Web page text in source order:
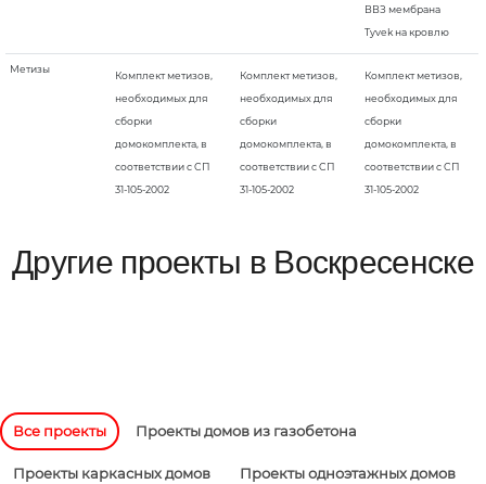
ВВЗ мембрана
Tyvek на кровлю
Метизы
Комплект метизов,
необходимых для
сборки
домокомплекта, в
соответствии с СП
31-105-2002
Комплект метизов,
необходимых для
сборки
домокомплекта, в
соответствии с СП
31-105-2002
Комплект метизов,
необходимых для
сборки
домокомплекта, в
соответствии с СП
31-105-2002
Другие проекты в Воскресенске
Все проекты Проекты домов из газобетона
Проекты каркасных домов Проекты одноэтажных домов